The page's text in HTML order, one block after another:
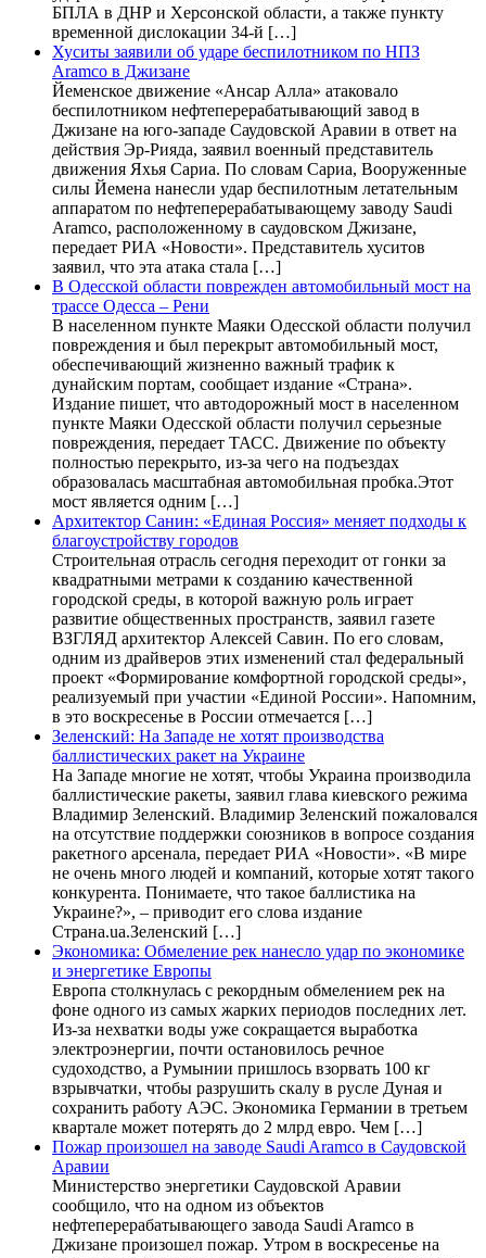
БПЛА в ДНР и Херсонской области, а также пункту
временной дислокации 34-й […]
Хуситы заявили об ударе беспилотником по НПЗ
Aramco в Джизане
Йеменское движение «Ансар Алла» атаковало
беспилотником нефтеперерабатывающий завод в
Джизане на юго-западе Саудовской Аравии в ответ на
действия Эр-Рияда, заявил военный представитель
движения Яхья Сариа. По словам Сариа, Вооруженные
силы Йемена нанесли удар беспилотным летательным
аппаратом по нефтеперерабатывающему заводу Saudi
Aramco, расположенному в саудовском Джизане,
передает РИА «Новости». Представитель хуситов
заявил, что эта атака стала […]
В Одесской области поврежден автомобильный мост на
трассе Одесса – Рени
В населенном пункте Маяки Одесской области получил
повреждения и был перекрыт автомобильный мост,
обеспечивающий жизненно важный трафик к
дунайским портам, сообщает издание «Страна».
Издание пишет, что автодорожный мост в населенном
пункте Маяки Одесской области получил серьезные
повреждения, передает ТАСС. Движение по объекту
полностью перекрыто, из-за чего на подъездах
образовалась масштабная автомобильная пробка.Этот
мост является одним […]
Архитектор Санин: «Единая Россия» меняет подходы к
благоустройству городов
Строительная отрасль сегодня переходит от гонки за
квадратными метрами к созданию качественной
городской среды, в которой важную роль играет
развитие общественных пространств, заявил газете
ВЗГЛЯД архитектор Алексей Савин. По его словам,
одним из драйверов этих изменений стал федеральный
проект «Формирование комфортной городской среды»,
реализуемый при участии «Единой России». Напомним,
в это воскресенье в России отмечается […]
Зеленский: На Западе не хотят производства
баллистических ракет на Украине
На Западе многие не хотят, чтобы Украина производила
баллистические ракеты, заявил глава киевского режима
Владимир Зеленский. Владимир Зеленский пожаловался
на отсутствие поддержки союзников в вопросе создания
ракетного арсенала, передает РИА «Новости». «В мире
не очень много людей и компаний, которые хотят такого
конкурента. Понимаете, что такое баллистика на
Украине?», – приводит его слова издание
Страна.ua.Зеленский […]
Экономика: Обмеление рек нанесло удар по экономике
и энергетике Европы
Европа столкнулась с рекордным обмелением рек на
фоне одного из самых жарких периодов последних лет.
Из-за нехватки воды уже сокращается выработка
электроэнергии, почти остановилось речное
судоходство, а Румынии пришлось взорвать 100 кг
взрывчатки, чтобы разрушить скалу в русле Дуная и
сохранить работу АЭС. Экономика Германии в третьем
квартале может потерять до 2 млрд евро. Чем […]
Пожар произошел на заводе Saudi Aramco в Саудовской
Аравии
Министерство энергетики Саудовской Аравии
сообщило, что на одном из объектов
нефтеперерабатывающего завода Saudi Aramco в
Джизане произошел пожар. Утром в воскресенье на